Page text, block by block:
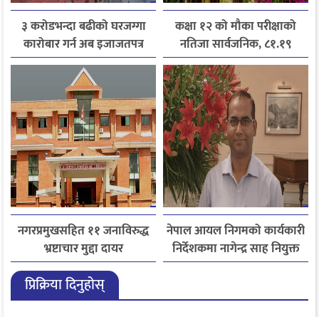
३ करोडभन्दा बढीको घरजग्गा
कारोबार गर्न अब इजाजतपत्र
अनिवार्य
कक्षा १२ को मौका परीक्षाको
नतिजा सार्वजनिक, ८१.१९
प्रतिशत विद्यार्थी उत्तीर्ण
नगरप्रमुखसहित ११ जनाविरुद्ध
भ्रष्टाचार मुद्दा दायर
नेपाल आयल निगमको कार्यकारी
निर्देशकमा नागेन्द्र साह नियुक्त
प्रिक्रिया दिनुहोस्